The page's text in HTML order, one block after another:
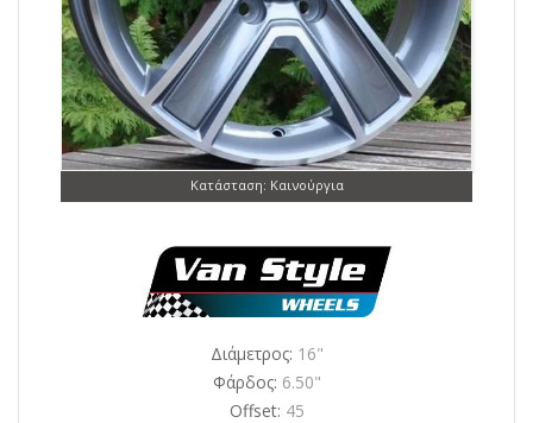
Κατάσταση: Καινούργια
Διάμετρος: 16"
Φάρδος: 6.50"
Offset: 45